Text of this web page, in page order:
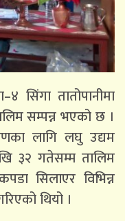
सिंगा तातोपानीमा
सम्पन्न भएको छ ।
लागि लघु उद्यम
३२ गतेसम्म तालिम
सिलाएर विभिन्न
थियो ।